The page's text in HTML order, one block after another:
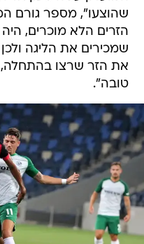
שהוצעו", מספר גורם
הזרים הלא מוכרים,
שמכירים את הליגה
את הזר שרצו בהתחלה,
טובה".